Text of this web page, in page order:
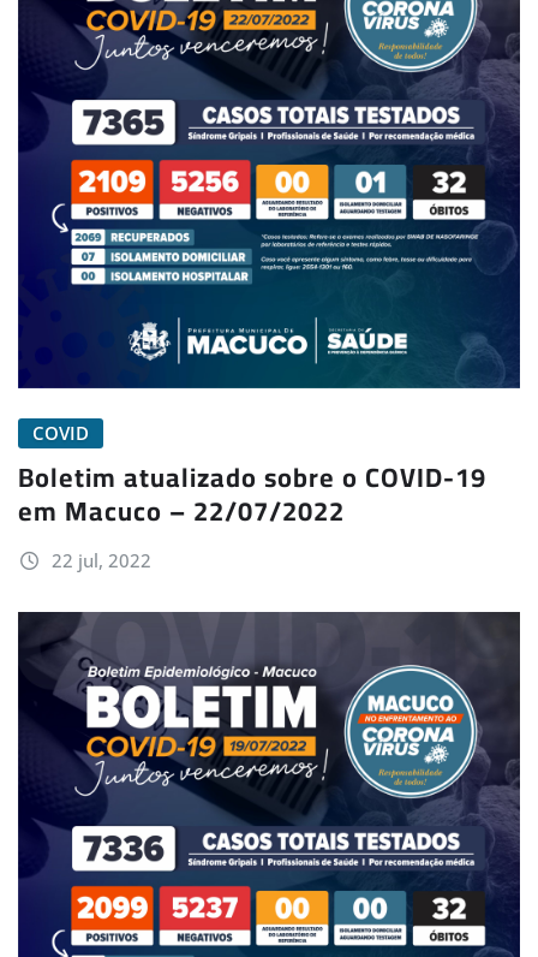
COVID
Boletim atualizado sobre o COVID-19
em Macuco – 22/07/2022
22 jul, 2022